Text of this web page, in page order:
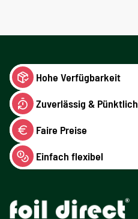
Hohe Verfügbarkeit
Zuverlässig & Pünktlich
Faire Preise
Einfach flexibel